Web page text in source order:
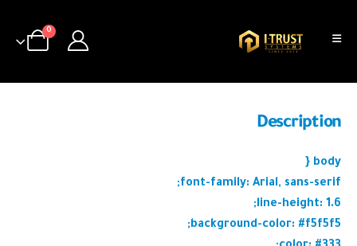
0
Description
body {
font-family: Arial, sans-serif;
line-height: 1.6;
background-color: #f5f5f5;